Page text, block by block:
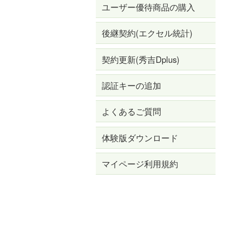
ユーザー優待商品の購入
後継契約(エクセル統計)
契約更新(秀吉Dplus)
認証キーの追加
よくあるご質問
体験版ダウンロード
マイページ利用規約